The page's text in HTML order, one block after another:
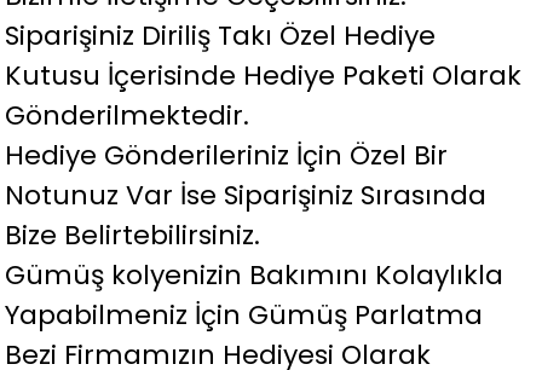
Siparişiniz Diriliş Takı Özel Hediye
Kutusu İçerisinde Hediye Paketi Olarak
Gönderilmektedir.
Hediye Gönderileriniz İçin Özel Bir
Notunuz Var İse Siparişiniz Sırasında
Bize Belirtebilirsiniz.
Gümüş kolyenizin Bakımını Kolaylıkla
Yapabilmeniz İçin Gümüş Parlatma
Bezi Firmamızın Hediyesi Olarak